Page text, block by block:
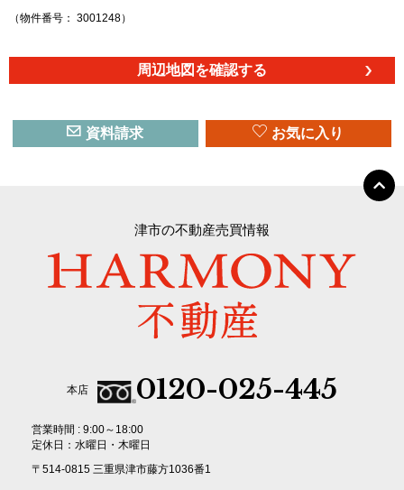
（物件番号： 3001248）
周辺地図を確認する
資料請求 お気に入り
津市の不動産売買情報
本店 0120-025-445
営業時間 : 9:00～18:00
定休日：水曜日・木曜日
〒514-0815 三重県津市藤方1036番1